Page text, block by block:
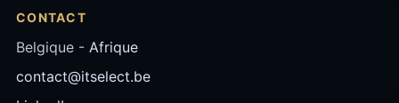
CONTACT
Belgique - Afrique
contact@itselect.be